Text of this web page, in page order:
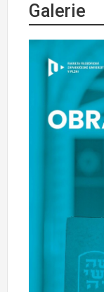
Galerie